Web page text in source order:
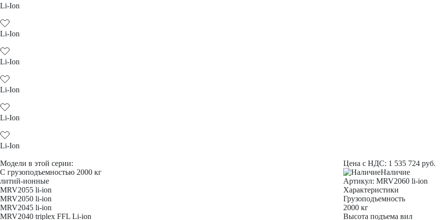
Li-Ion
Li-Ion
Li-Ion
Li-Ion
Li-Ion
Li-Ion
Цена с НДС: 1 535 724руб.
Наличие
Aртикул: MRV2060 li-ion
Характеристики
Грузоподъемность
2000 кг
Высота подъема вил
Модели в этой серии:
С грузоподъемностью 2000 кг
литий-ионные
MRV2055 li-ion
MRV2050 li-ion
MRV2045 li-ion
MRV2040 triplex FFL Li-ion